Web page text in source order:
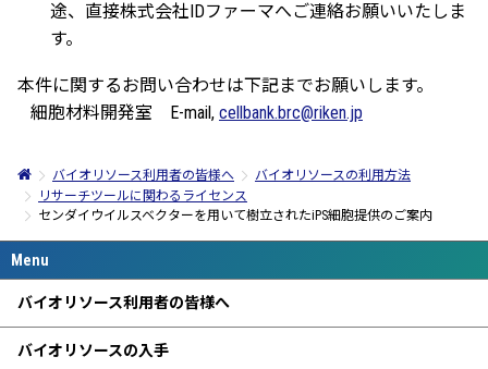
バイオリソース利用者の皆様へ
バイオリソースの入手
途、直接株式会社IDファーマへご連絡お願いいたしま
す。
本件に関するお問い合わせは下記までお願いします。
細胞材料開発室 E-mail, cellbank.brc@riken.jp
バイオリソース利用者の皆様へ
バイオリソースの利用方法
リサーチツールに関わるライセンス
センダイウイルスベクターを用いて樹立されたiPS細胞提供のご案内